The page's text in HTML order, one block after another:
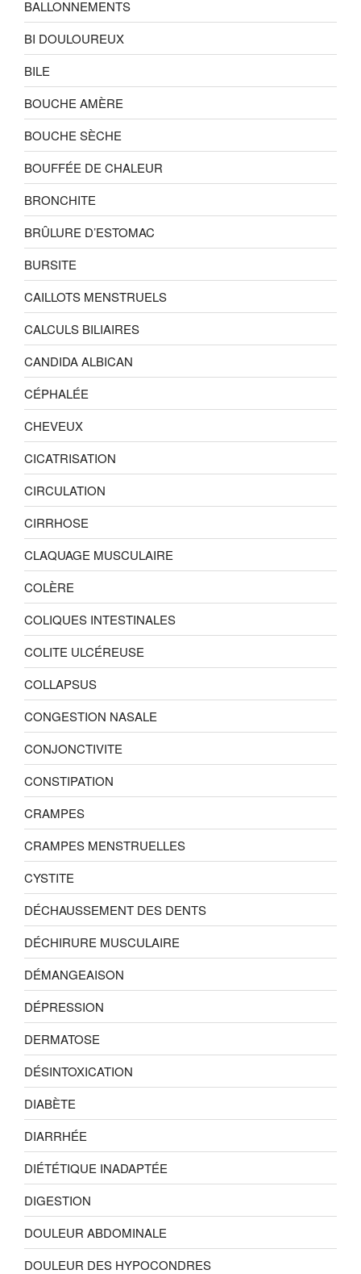
BALLONNEMENTS
BI DOULOUREUX
BILE
BOUCHE AMÈRE
BOUCHE SÈCHE
BOUFFÉE DE CHALEUR
BRONCHITE
BRÛLURE D’ESTOMAC
BURSITE
CAILLOTS MENSTRUELS
CALCULS BILIAIRES
CANDIDA ALBICAN
CÉPHALÉE
CHEVEUX
CICATRISATION
CIRCULATION
CIRRHOSE
CLAQUAGE MUSCULAIRE
COLÈRE
COLIQUES INTESTINALES
COLITE ULCÉREUSE
COLLAPSUS
CONGESTION NASALE
CONJONCTIVITE
CONSTIPATION
CRAMPES
CRAMPES MENSTRUELLES
CYSTITE
DÉCHAUSSEMENT DES DENTS
DÉCHIRURE MUSCULAIRE
DÉMANGEAISON
DÉPRESSION
DERMATOSE
DÉSINTOXICATION
DIABÈTE
DIARRHÉE
DIÉTÉTIQUE INADAPTÉE
DIGESTION
DOULEUR ABDOMINALE
DOULEUR DES HYPOCONDRES